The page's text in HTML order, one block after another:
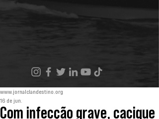
Com infecção grave, cacique
www.jornalclandestino.org
16 de jun.